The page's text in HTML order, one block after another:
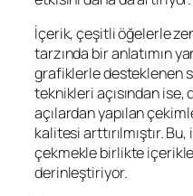
İçerik, çeşitli öğelerle
tarzında bir anlatımın
grafiklerle desteklenen
teknikleri açısından ise,
açılardan yapılan
kalitesi arttırılmıştır.
çekmekle birlikte
derinleştiriyor.